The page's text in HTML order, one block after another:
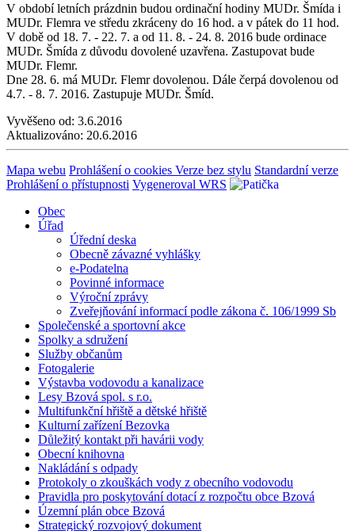
V období letních prázdnin budou ordinační hodiny MUDr. Šmída i
MUDr. Flemra ve středu zkráceny do 16 hod. a v pátek do 11 hod.
V době od 18. 7. - 22. 7. a od 11. 8. - 24. 8. 2016 bude ordinace
MUDr. Šmída z důvodu dovolené uzavřena. Zastupovat bude
MUDr. Flemr.
Dne 28. 6. má MUDr. Flemr dovolenou. Dále čerpá dovolenou od
4.7. - 8. 7. 2016. Zastupuje MUDr. Šmíd.
Vyvěšeno od: 3.6.2016
Aktualizováno: 20.6.2016
Mapa webu Prohlášení o cookies Verze bez stylu Standardní verze
Prohlášení o přístupnosti Vygeneroval WRS
Obec
Úřad
Úřední deska
Obecně závazné vyhlášky
e-Podatelna
Povinné informace
Výroční zprávy
Zveřejňování informací podle zákona č. 106/1999 Sb
Společenské a sportovní akce
Spolky a sdružení
Služby občanům
Fotogalerie
Výstavba vodovodu a kanalizace
Lesy Bzová spol. s r.o.
Multifunkční hřiště a dětské hřiště
Kulturní zařízení Bezovka
Důležitý kontakt při havárii vody
Obecní knihovna
Nakládání s odpady
Protokoly o zkouškách vody z obecního vodovodu
Pravidla pro poskytování dotací z rozpočtu obce Bzová
Územní plán obce Bzová
Strategický rozvojový dokument